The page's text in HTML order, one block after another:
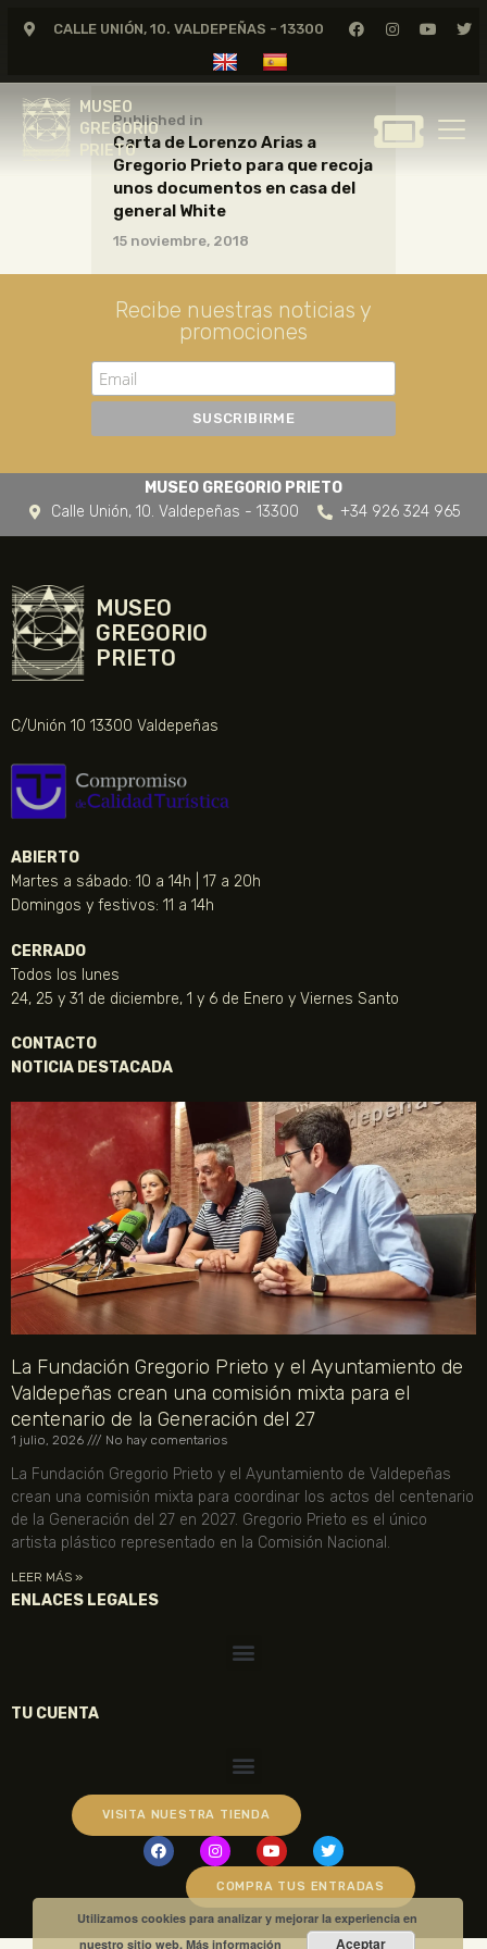
CALLE UNIÓN, 10. VALDEPEÑAS - 13300
MUSEO
GREGORIO
PRIETO
MUSEO
GREGORIO
GREGORIO PRIETO
MUSEO
ARCHIVO
CERTAMEN DE DIBUJO
FUNDACIÓN
NOTICIAS
Published in
Carta de Lorenzo Arias a
Gregorio Prieto para que recoja
unos documentos en casa del
general White
15 noviembre, 2018
Recibe nuestras noticias y
promociones
MUSEO GREGORIO PRIETO
Calle Unión, 10. Valdepeñas - 13300
+34 926 324 965
MUSEO
GREGORIO
PRIETO
C/Unión 10 13300 Valdepeñas
ABIERTO
Martes a sábado: 10 a 14h | 17 a 20h
Domingos y festivos: 11 a 14h
CERRADO
Todos los lunes
24, 25 y 31 de diciembre, 1 y 6 de Enero y Viernes Santo
CONTACTO
NOTICIA DESTACADA
La Fundación Gregorio Prieto y el Ayuntamiento de
Valdepeñas crean una comisión mixta para el
centenario de la Generación del 27
1 julio, 2026 No hay comentarios
La Fundación Gregorio Prieto y el Ayuntamiento de Valdepeñas
crean una comisión mixta para coordinar los actos del centenario
de la Generación del 27 en 2027. Gregorio Prieto es el único
artista plástico representado en la Comisión Nacional.
LEER MÁS »
ENLACES LEGALES
TU CUENTA
VISITA NUESTRA TIENDA
COMPRA TUS ENTRADAS
Utilizamos cookies para analizar y mejorar la experiencia en
nuestro sitio web.Más información Aceptar